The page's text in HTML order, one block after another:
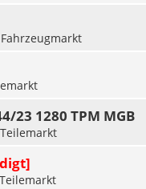
Fahrzeugmarkt
23 1280 TPM MGB
Teilemarkt
Teilemarkt